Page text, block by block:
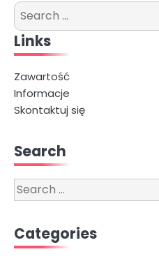
Search
for:
Links
Zawartość
Informacje
Skontaktuj się
Search
Search
for:
Categories